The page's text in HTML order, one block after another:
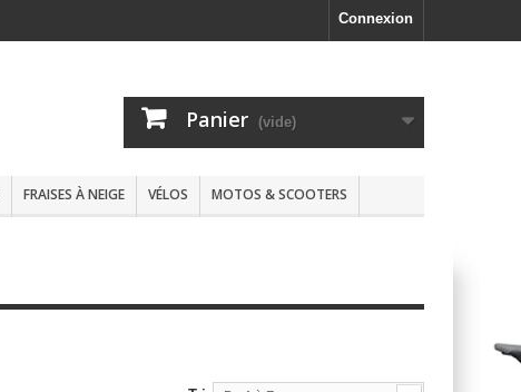
Connexion
Panier (vide)
FRAISES À NEIGE VÉLOS MOTOS & SCOOTERS